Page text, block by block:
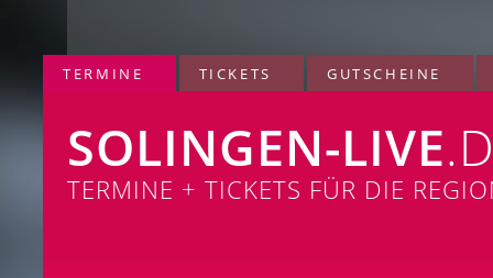
TERMINE TICKETS GUTSCHEINE
SOLINGEN-LIVE
TERMINE + TICKETS FÜR DIE